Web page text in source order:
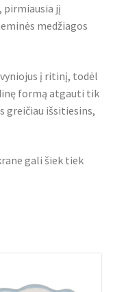
pirmiausia jį
medžiagos
į ritinį, todėl
formą atgauti tik
greičiau išsitiesins,
gali šiek tiek